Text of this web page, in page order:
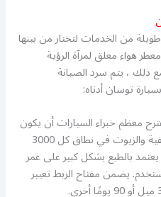
من الخدمات لتختار من بينها
هواء معلق لمرآة الرؤية
ذلك ، يتم سرد الصيانة
توسان أدناه:
معظم خبراء السيارات أن يكون
لديك تغييرات في التصفية والزيوت في نطاق كل 3000
ما يعتمد بالطبع بشكل كبير على عمر
يضمن مفتاح الربط تغيير